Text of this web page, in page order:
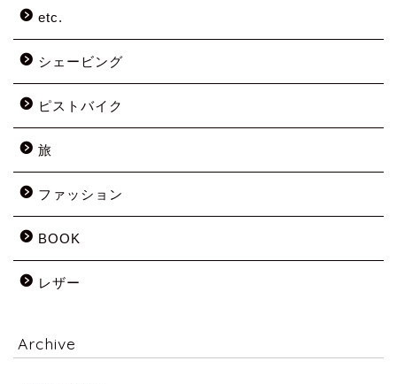
etc.
シェービング
ピストバイク
旅
ファッション
BOOK
レザー
Archive